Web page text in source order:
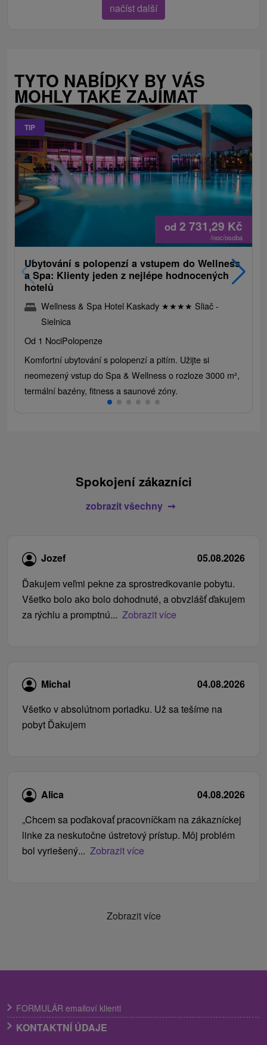
načíst další
TYTO NABÍDKY BY VÁS
MOHLY TAKÉ ZAJÍMAT
TIP
od 2 731,29 Kč
/noc/osoba
Ubytování s polopenzí a vstupem do Wellness
a Spa: Klienty jeden z nejlépe hodnocených
hotelů
Wellness & Spa Hotel Kaskady ★★★★ Sliač -
Sielnica
Od 1 NociPolopenze
Komfortní ubytování s polopenzí a pitím. Užijte si
neomezený vstup do Spa & Wellness o rozloze 3000 m²,
termální bazény, fitness a saunové zóny.
Spokojení zákazníci
zobrazit všechny
Jozef
05.08.2026
Ďakujem veľmi pekne za sprostredkovanie pobytu.
Všetko bolo ako bolo dohodnuté, a obvzlášť ďakujem
za rýchlu a promptnú... Zobrazit více
Michal
04.08.2026
Všetko v absolútnom poriadku. Už sa tešíme na
pobyt Ďakujem
Alica
04.08.2026
„Chcem sa poďakovať pracovníčkam na zákazníckej
linke za neskutočne ústretový prístup. Môj problém
bol vyriešený... Zobrazit více
Zobrazit více
FORMULÁR emailoví klienti
KONTAKTNÍ ÚDAJE